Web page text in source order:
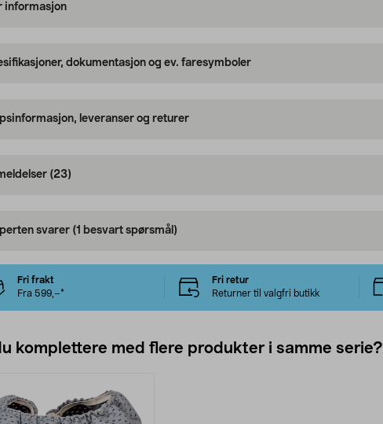
informasjon
dokumentasjon og ev. faresymboler
leveranser og returer
(23)
svarer (1 besvart spørsmål)
Fri frakt
Fra 599,–*
Fri retur
Returner til valgfri butikk
komplettere med flere produkter i samme serie?